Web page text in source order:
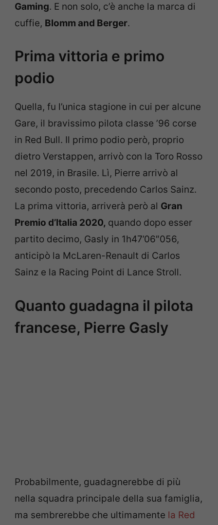
Gaming. E non solo, c’è anche la marca di
cuffie, Blomm and Berger.
Prima vittoria e primo
podio
Quella, fu l’unica stagione in cui per alcune
Gare, il bravissimo pilota classe ’96 corse
in Red Bull. Il primo podio però, proprio
dietro Verstappen, arrivò con la Toro Rosso
nel 2019, in Brasile. Lì, Pierre arrivò al
secondo posto, precedendo Carlos Sainz.
La prima vittoria, arriverà però al Gran
Premio d’Italia 2020, quando dopo esser
partito decimo, Gasly in 1h47’06″056,
anticipò la McLaren-Renault di Carlos
Sainz e la Racing Point di Lance Stroll.
Quanto guadagna il pilota
francese, Pierre Gasly
Probabilmente, guadagnerebbe di più
nella squadra principale della sua famiglia,
ma sembrerebbe che ultimamente la Red